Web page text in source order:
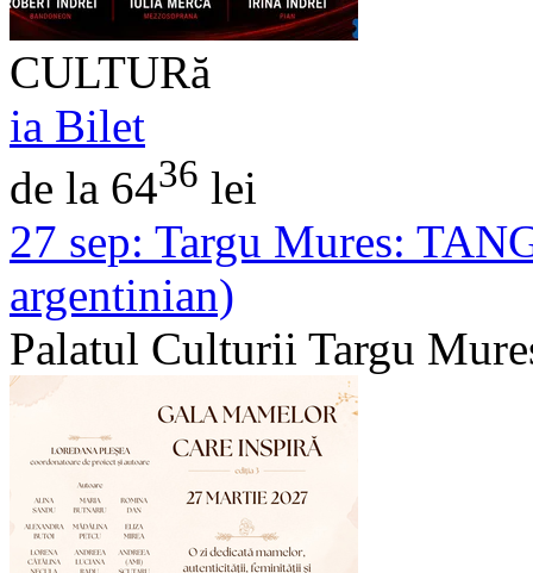
CULTURă
ia Bilet
de la 6436 lei
27 sep: Targu Mures:
argentinian)
Palatul Culturii Targu